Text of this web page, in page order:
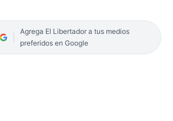
Agrega El Libertador a tus medios
preferidos en Google